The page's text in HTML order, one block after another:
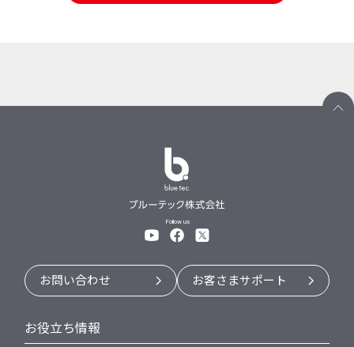
Follow us
お問い合わせ お客さまサポート
お役立ち情報